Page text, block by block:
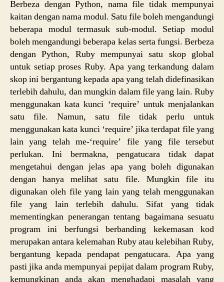
Berbeza dengan Python, nama file tidak mempunyai
kaitan dengan nama modul. Satu file boleh mengandungi
beberapa modul termasuk sub-modul. Setiap modul
boleh mengandungi beberapa kelas serta fungsi. Berbeza
dengan Python, Ruby mempunyai satu skop global
untuk setiap proses Ruby. Apa yang terkandung dalam
skop ini bergantung kepada apa yang telah didefinasikan
terlebih dahulu, dan mungkin dalam file yang lain. Ruby
menggunakan kata kunci ‘require’ untuk menjalankan
satu file. Namun, satu file tidak perlu untuk
menggunakan kata kunci ‘require’ jika terdapat file yang
lain yang telah me-‘require’ file yang file tersebut
perlukan. Ini bermakna, pengatucara tidak dapat
mengetahui dengan jelas apa yang boleh digunakan
dengan hanya melihat satu file. Mungkin file itu
digunakan oleh file yang lain yang telah menggunakan
file yang lain terlebih dahulu. Sifat yang tidak
mementingkan penerangan tentang bagaimana sesuatu
program ini berfungsi berbanding kekemasan kod
merupakan antara kelemahan Ruby atau kelebihan Ruby,
bergantung kepada pendapat pengatucara. Apa yang
pasti jika anda mempunyai pepijat dalam program Ruby,
kemungkinan anda akan menghadapi masalah yang